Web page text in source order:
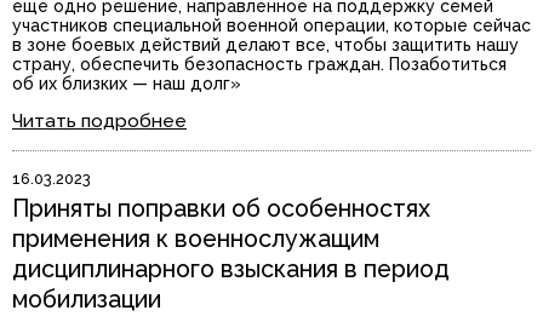
еще одно решение, направленное на поддержку семей
участников специальной военной операции, которые сейчас
в зоне боевых действий делают все, чтобы защитить нашу
страну, обеспечить безопасность граждан. Позаботиться
об их близких — наш долг»
Читать подробнее
16.03.2023
Приняты поправки об особенностях
применения к военнослужащим
дисциплинарного взыскания в период
мобилизации